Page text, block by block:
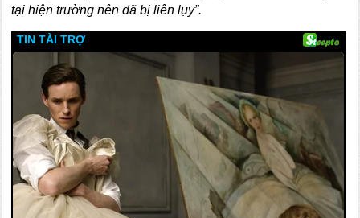
tại hiện trường nên đã bị liên lụy”.